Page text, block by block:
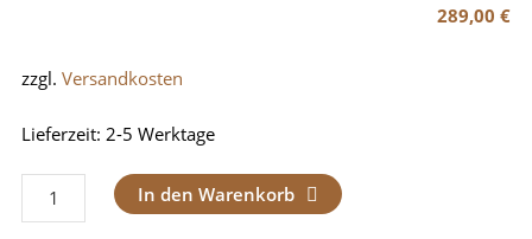
289,00€
zzgl. Versandkosten
Lieferzeit: 2-5 Werktage
Toyota
LandCruiser
In den Warenkorb